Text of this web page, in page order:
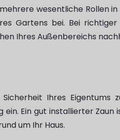
wesentliche Rollen
Gartens bei. Bei
Ihres Außenbereichs
Ihres Eigentums
Ein gut installierter Zaun
um Ihr Haus.